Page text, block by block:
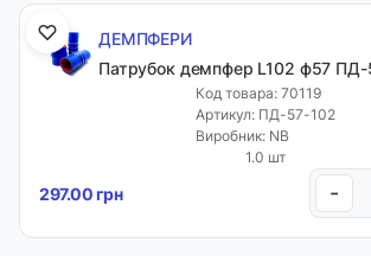
ДЕМПФЕРИ
Патрубок демпфер L102 ф57 ПД-
Код товара: 70119
Артикул: ПД-57-102
Виробник: NB
1.0 шт
297.00 грн -